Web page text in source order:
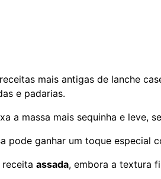
mais antigas de lanche
e padarias.
a massa mais sequinha e leve,
pode ganhar um toque especial
receita assada, embora a textura